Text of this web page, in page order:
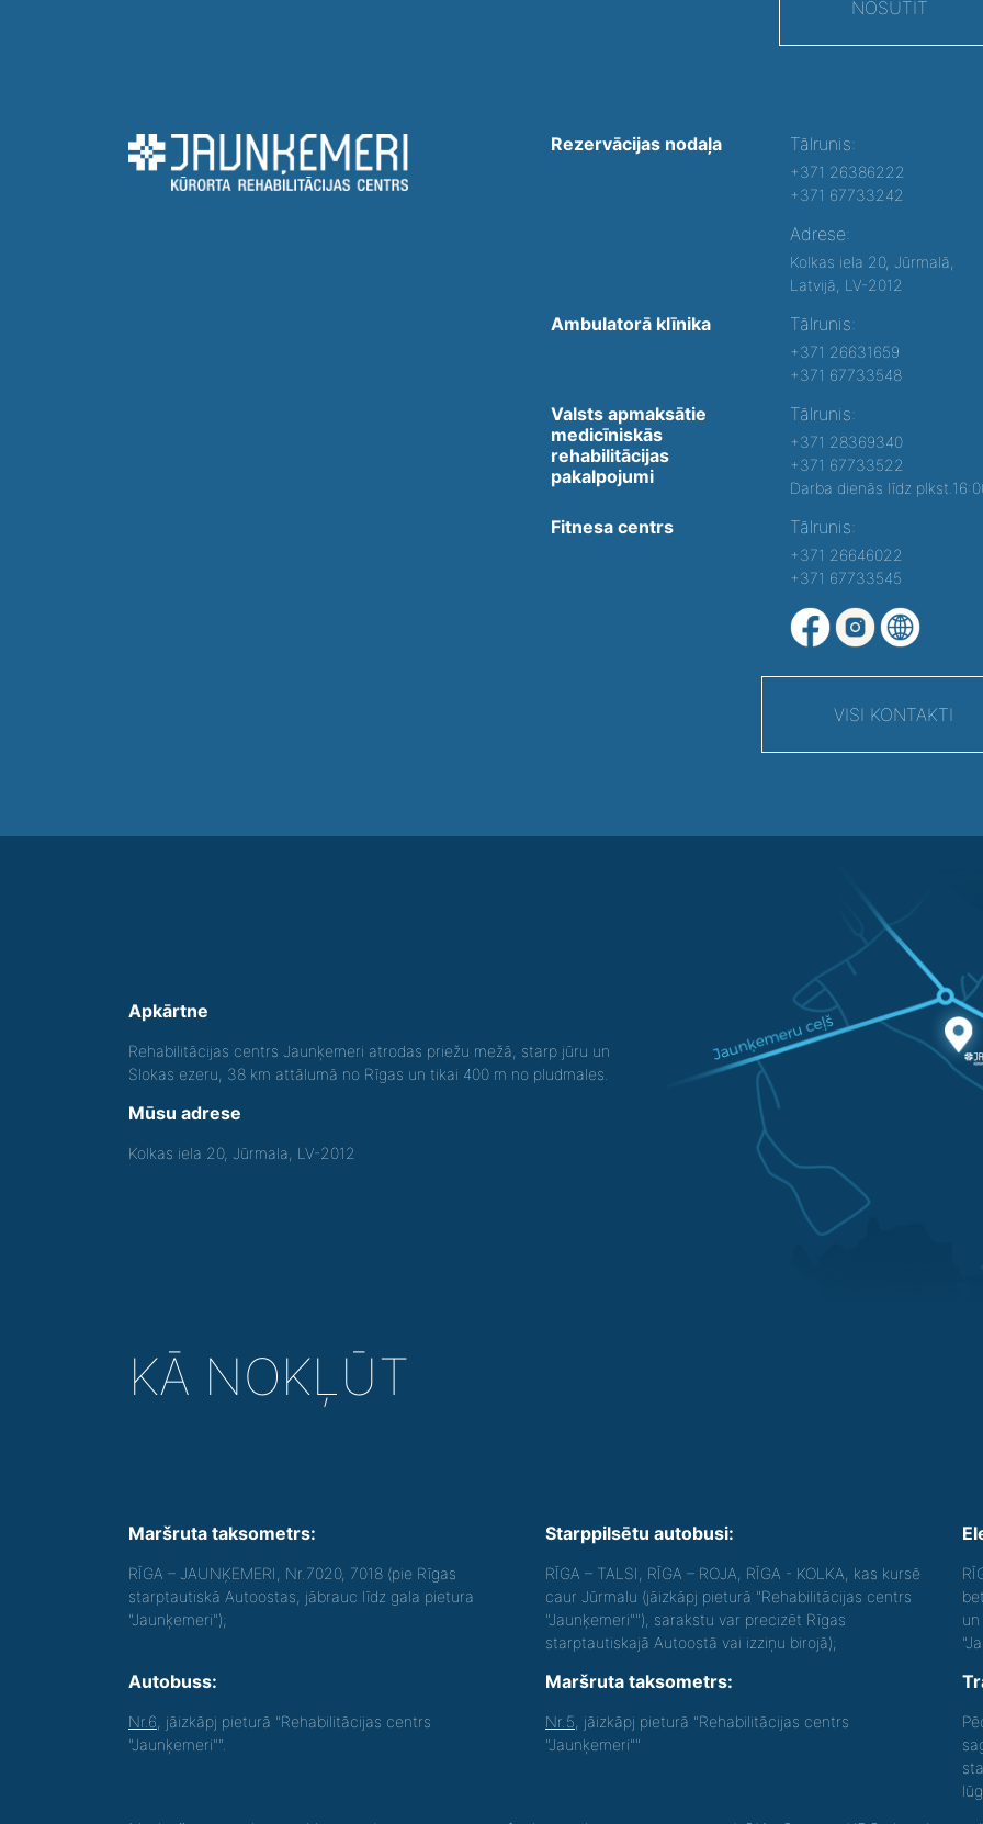
NOSŪTĪT
Rezervācijas nodaļa Tālrunis:
+371 26386222
+371 67733242
Adrese:
Kolkas iela 20, Jūrmalā,
Latvijā, LV-2012
Ambulatorā klīnika Tālrunis:
+371 26631659
+371 67733548
Valsts apmaksātie
medicīniskās
rehabilitācijas
pakalpojumi
Tālrunis:
+371 28369340
+371 67733522
Darba dienās līdz
Fitnesa centrs Tālrunis:
+371 26646022
+371 67733545
VISI KONTAKTI
Apkārtne
Rehabilitācijas centrs Jaunķemeri atrodas priežu mežā, starp jūru un
Slokas ezeru, 38 km attālumā no Rīgas un tikai 400 m no pludmales.
Mūsu adrese
Kolkas iela 20, Jūrmala, LV-2012
KĀ NOKĻŪT
Maršruta taksometrs:
RĪGA – JAUNĶEMERI, Nr.7020, 7018 (pie Rīgas
starptautiskā Autoostas, jābrauc līdz gala pietura
"Jaunķemeri");
Starppilsētu autobusi:
RĪGA – TALSI, RĪGA – ROJA, RĪGA - KOLKA, kas kursē
caur Jūrmalu (jāizkāpj pieturā "Rehabilitācijas centrs
"Jaunķemeri""), sarakstu var precizēt Rīgas
starptautiskajā Autoostā vai izziņu birojā);
Autobuss:
Nr.6 , jāizkāpj pieturā "Rehabilitācijas centrs
"Jaunķemeri"".
Maršruta taksometrs:
Nr.5 , jāizkāpj pieturā "Rehabilitācijas centrs
"Jaunķemeri""